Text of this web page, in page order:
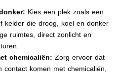
Kies een plek zoals een
kelder die droog, koel en donker
ruimtes, direct zonlicht en
chemicaliën: Zorg ervoor dat
contact komen met chemicaliën,